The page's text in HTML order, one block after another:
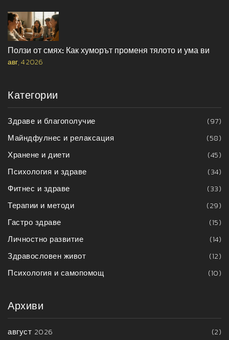
Ползи от смях: Как хуморът променя тялото и ума ви
авг, 4 2026
Категории
Здраве и благополучие
(97)
Майндфулнес и релаксация
(58)
Хранене и диети
(45)
Психология и здраве
(34)
Фитнес и здраве
(33)
Терапии и методи
(29)
Гастро здраве
(15)
Личностно развитие
(14)
Здравословен живот
(12)
Психология и самопомощ
(10)
Архиви
август 2026
(2)